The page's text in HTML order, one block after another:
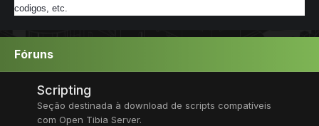
codigos, etc.
Fóruns
Scripting
Seção destinada à download de scripts compatíveis
com Open Tibia Server.